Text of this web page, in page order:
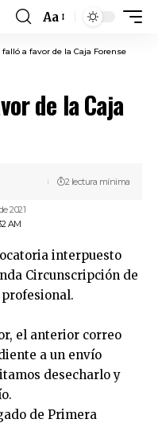
Font
Resizer
Aa
falló a favor de la Caja Forense
de la Caja
AM
2021
2 lectura mínima
interpuesto
Circunscripción de
el anterior correo
a un envío
desecharlo y
de Primera